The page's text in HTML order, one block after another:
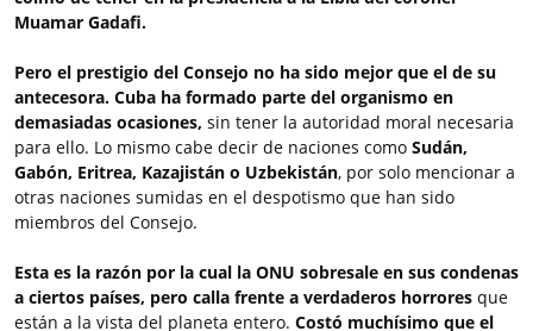
Muamar Gadafi.
Pero el prestigio del Consejo no ha sido mejor que el de su
antecesora. Cuba ha formado parte del organismo en
demasiadas ocasiones, sin tener la autoridad moral necesaria
para ello. Lo mismo cabe decir de naciones como Sudán,
Gabón, Eritrea, Kazajistán o Uzbekistán, por solo mencionar a
otras naciones sumidas en el despotismo que han sido
miembros del Consejo.
Esta es la razón por la cual la ONU sobresale en sus condenas
a ciertos países, pero calla frente a verdaderos horrores que
están a la vista del planeta entero. Costó muchísimo que el